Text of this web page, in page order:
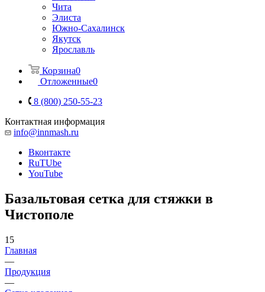
Чита
Элиста
Южно-Сахалинск
Якутск
Ярославль
Корзина0
Отложенные0
8 (800) 250-55-23
Контактная информация
info@innmash.ru
Вконтакте
RuTUbe
YouTube
Базальтовая сетка для стяжки в
Чистополе
15
Главная
—
Продукция
—